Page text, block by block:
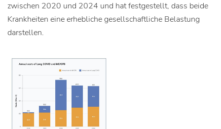
zwischen 2020 und 2024 und hat festgestellt, dass beide
Krankheiten eine erhebliche gesellschaftliche Belastung
darstellen.